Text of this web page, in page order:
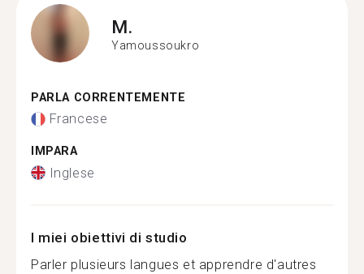
M.
Yamoussoukro
PARLA CORRENTEMENTE
Francese
IMPARA
Inglese
I miei obiettivi di studio
Parler plusieurs langues et apprendre d'autres